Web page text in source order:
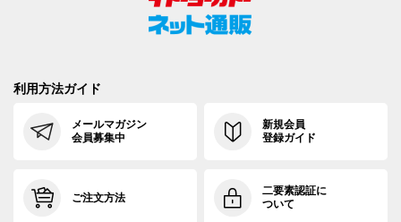
利用方法ガイド
メールマガジン
会員募集中
新規会員
登録ガイド
ご注文方法
二要素認証に
ついて